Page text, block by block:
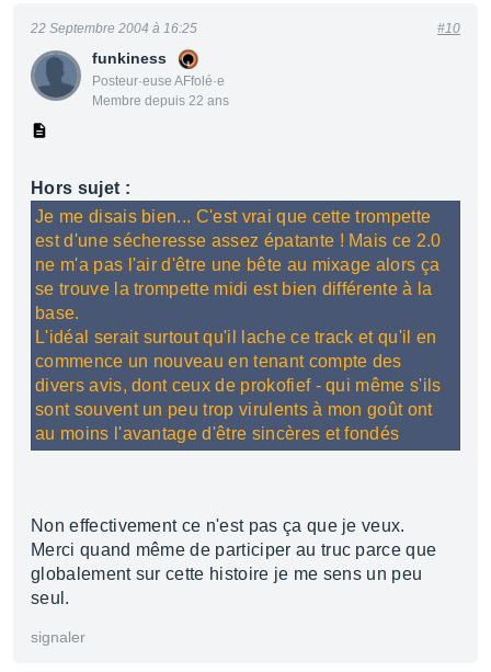
funkiness
Posteur·euse AFfolé·e
Membre depuis 22 ans
22 Septembre 2004 à 16:25 #10
Hors sujet :
Je me disais bien... C'est vrai que cette trompette
est d'une sécheresse assez épatante ! Mais ce 2.0
ne m'a pas l'air d'être une bête au mixage alors ça
se trouve la trompette midi est bien différente à la
base.
L'idéal serait surtout qu'il lache ce track et qu'il en
commence un nouveau en tenant compte des
divers avis, dont ceux de prokofief - qui même s'ils
sont souvent un peu trop virulents à mon goût ont
au moins l'avantage d'être sincères et fondés
Non effectivement ce n'est pas ça que je veux.
Merci quand même de participer au truc parce que
globalement sur cette histoire je me sens un peu
seul.
signaler